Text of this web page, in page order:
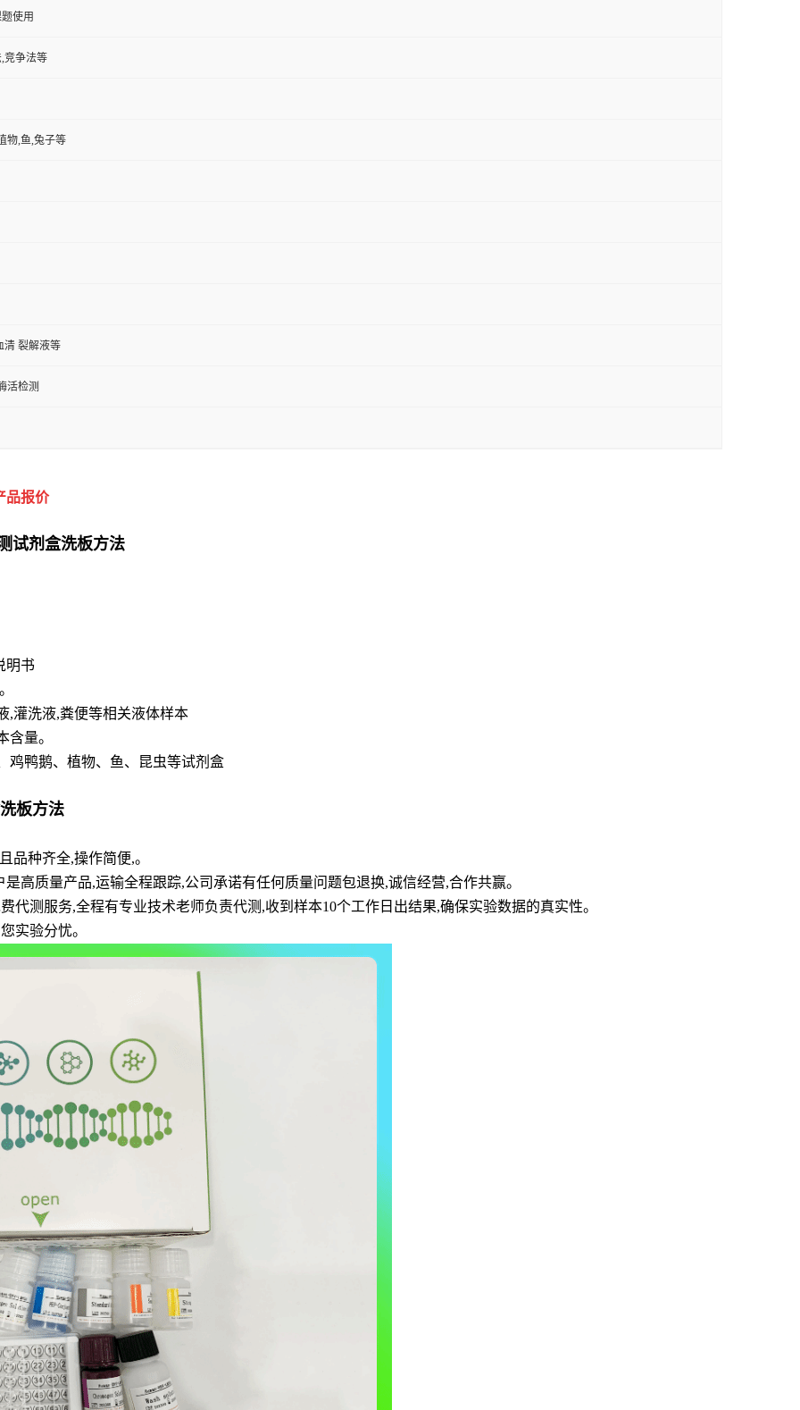
使用
竞争法等
物,鱼,兔子等
清 裂解液等
活检测
品报价
试剂盒洗板方法
明书
,灌洗液,粪便等相关液体样本
量。
鸡鸭鹅、植物、鱼、昆虫等试剂盒
板方法
品种齐全,操作简便,。
高质量产品,运输全程跟踪,公司承诺有任何质量问题包退换,诚信经营,合作共赢。
代测服务,全程有专业技术老师负责代测,收到样本10个工作日出结果,确保实验数据的真实性。
实验分忧。